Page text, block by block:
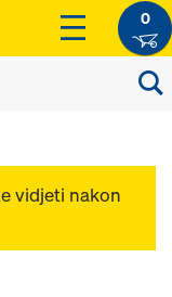
0
vidjeti nakon